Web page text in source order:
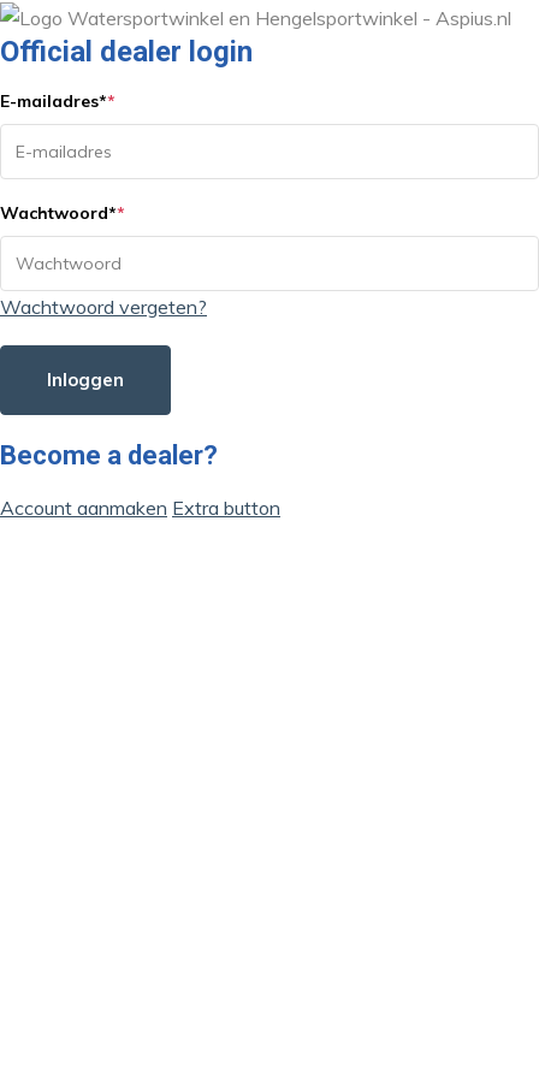
Official dealer login
E-mailadres**
Wachtwoord**
Wachtwoord vergeten?
Inloggen
Become a dealer?
Account aanmaken Extra button